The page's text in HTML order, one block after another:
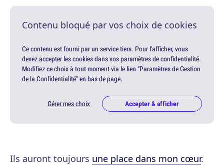
Contenu bloqué par vos choix de cookies
Ce contenu est fourni par un service tiers. Pour l'afficher, vous
devez accepter les cookies dans vos paramètres de confidentialité.
Modifiez ce choix à tout moment via le lien "Paramètres de Gestion
de la Confidentialité" en bas de page.
Gérer mes choix Accepter & afficher
Ils auront toujours une place dans mon cœur.